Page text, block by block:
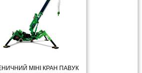
МІНІ КРАН ПАВУК